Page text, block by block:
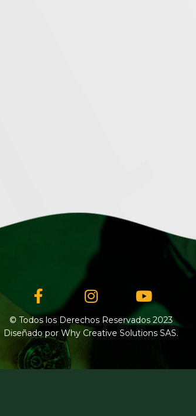
Facebook-
f
InstagramYoutube
© Todos los Derechos Reservados 2023
Diseñado por Why Creative Solutions SAS.